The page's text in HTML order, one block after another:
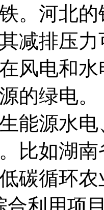
。河北
减排压
风电和
的绿电。
能源水
比如湖
碳循环
合利用项